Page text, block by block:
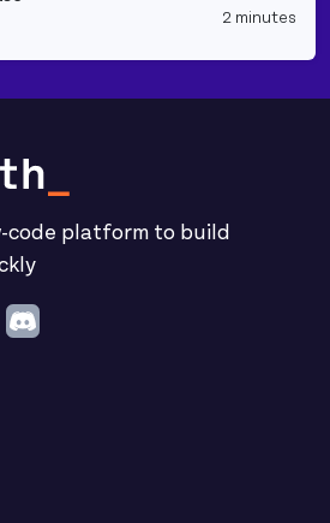
2 minutes
code platform to build